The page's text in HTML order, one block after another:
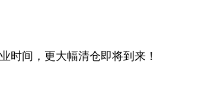
时间，更大幅清仓即将到来！